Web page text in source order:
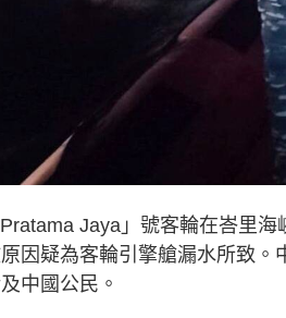
Jaya」號客輪在峇里
因疑為客輪引擎艙漏水所致
中國公民。